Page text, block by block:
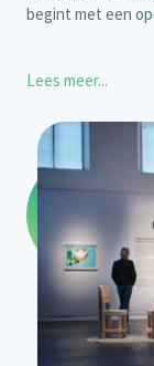
begint met een
Lees meer...